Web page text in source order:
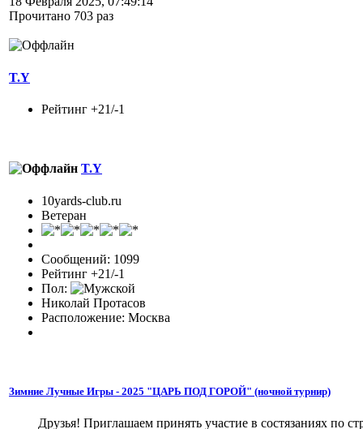
Прочитано 703 раз
T.Y
Рейтинг +21/-1
T.Y
10yards-club.ru
Ветеран
Сообщений: 1099
Рейтинг +21/-1
Пол:
Николай Протасов
Расположение: Москва
Зимние Лучные Игры - 2025 "ЦАРЬ ПОД ГОРОЙ" (ночной турнир)
Друзья! Приглашаем принять участие в состязаниях по